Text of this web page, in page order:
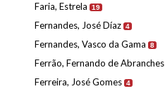
Faria, Estrela 19
Fernandes, José Díaz 4
Fernandes, Vasco da Gama 8
Ferrão, Fernando de Abranches
Ferreira, José Gomes 4